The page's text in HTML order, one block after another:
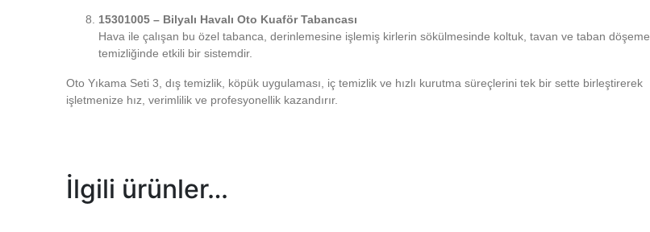
15301005 – Bilyalı Havalı Oto Kuaför Tabancası
Hava ile çalışan bu özel tabanca, derinlemesine işlemiş kirlerin sökülmesinde koltuk, tavan ve taban döşeme
temizliğinde etkili bir sistemdir.
Oto Yıkama Seti 3, dış temizlik, köpük uygulaması, iç temizlik ve hızlı kurutma süreçlerini tek bir sette birleştirerek
işletmenize hız, verimlilik ve profesyonellik kazandırır.
İlgili ürünler…